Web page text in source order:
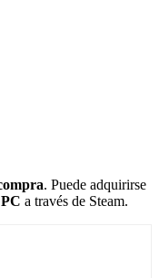
. Puede adquirirse
PC a través de Steam.